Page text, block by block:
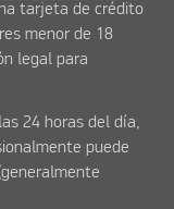
tarjeta de crédito
menor de 18
legal para
24 horas del día,
puede